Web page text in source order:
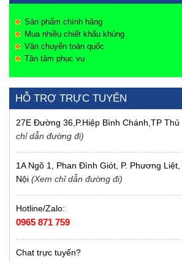
Sản phẩm chính hãng
Mua nhiều chiết khấu khủng
Vận chuyển toàn quốc
Tận tâm phục vụ
HỖ TRỢ TRỰC TUYẾN
27E Đường 36,P.Hiệp Bình Chánh,TP
chỉ dẫn đường đi)
1A Ngõ 1, Phan Đình Giót, P. Phương
Nội (Xem chỉ dẫn đường đi)
Hotline/Zalo:
0965 871 759
Chat trực tuyến?